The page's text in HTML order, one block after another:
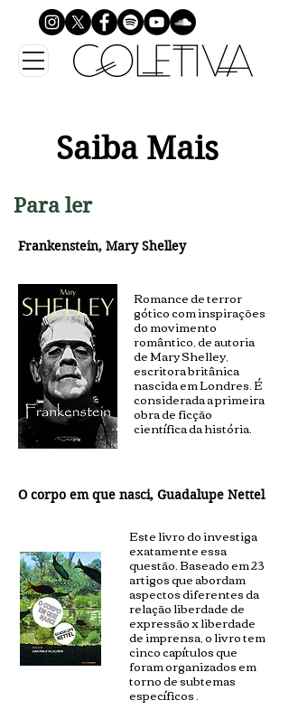
Saiba Mais
Para ler
Frankenstein, Mary Shelley
Romance de terror
gótico com inspirações
do movimento
romântico, de autoria
de Mary Shelley,
escritora britânica
nascida em Londres. É
considerada a primeira
obra de ficção
científica da história.
O corpo em que nasci, Guadalupe Nettel
Este livro do investiga
exatamente essa
questão. Baseado em 23
artigos que abordam
aspectos diferentes da
relação liberdade de
expressão x liberdade
de imprensa, o livro tem
cinco capítulos que
foram organizados em
torno de subtemas
específicos .